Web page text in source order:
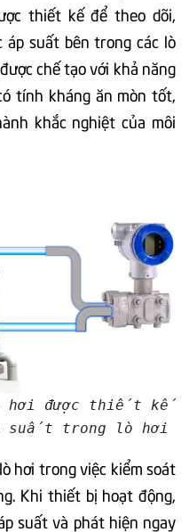
thiết kế để theo dõi,
áp suất bên trong các lò
chế tạo với khả năng
tính kháng ăn mòn tốt,
khắc nghiệt của môi
hơi được thiết kế
suất trong lò hơi
hơi trong việc kiểm soát
Khi thiết bị hoạt động,
suất và phát hiện ngay